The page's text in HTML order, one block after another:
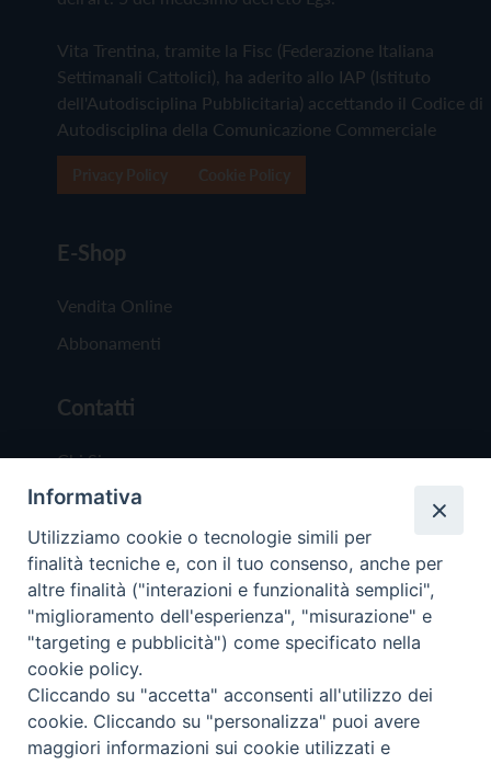
Vita Trentina, tramite la Fisc (Federazione Italiana
Settimanali Cattolici), ha aderito allo IAP (Istituto
dell'Autodisciplina Pubblicitaria) accettando il Codice di
Autodisciplina della Comunicazione Commerciale
E-Shop
Vendita Online
Abbonamenti
Contatti
Chi Siamo
Redazione
Scrivici
Copyright © 2019 - Tutti i diritti riservati - Vita
Trentina Editrice
Privacy Policy
Informativa
Utilizziamo cookie o tecnologie simili per
finalità tecniche e, con il tuo consenso, anche per
altre finalità ("interazioni e funzionalità semplici",
"miglioramento dell'esperienza", "misurazione" e
"targeting e pubblicità") come specificato nella
cookie policy.
Cliccando su "accetta" acconsenti all'utilizzo dei
cookie. Cliccando su "personalizza" puoi avere
maggiori informazioni sui cookie utilizzati e